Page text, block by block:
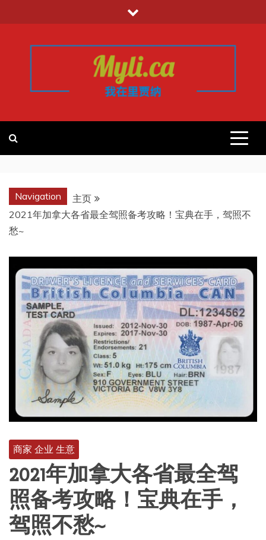
至
我的里贾纳
REGINA
Navigation
主页
2021年加拿大各省最全驾照备考攻略！宝典在手，驾照不
愁~
商家 企业 生意
2021年加拿大各省最全驾
照备考攻略！宝典在手，
驾照不愁~